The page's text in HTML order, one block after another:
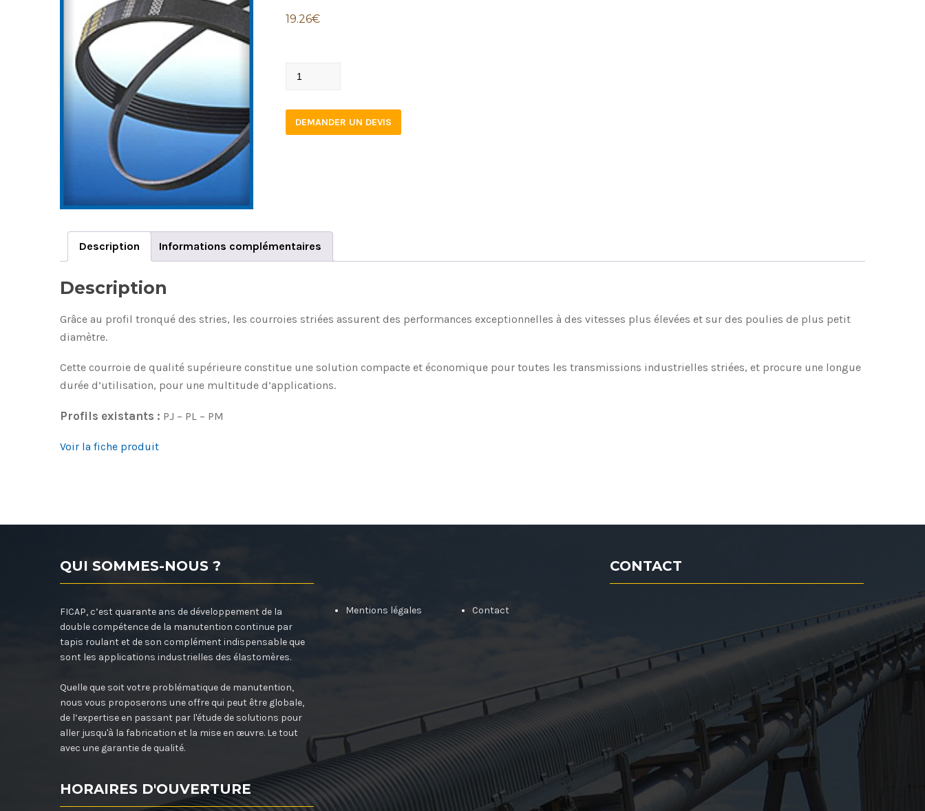
19.26€
PJ457/8
DEMANDER UN DEVIS
Description Informations complémentaires
Description
Grâce au profil tronqué des stries, les courroies striées assurent des performances exceptionnelles à des vitesses plus élevées et sur des poulies de plus petit
diamètre.
Cette courroie de qualité supérieure constitue une solution compacte et économique pour toutes les transmissions industrielles striées, et procure une longue
durée d’utilisation, pour une multitude d’applications.
Profils existants : PJ – PL – PM
Voir la fiche produit
QUI SOMMES-NOUS ?
FICAP, c’est quarante ans de développement de la
double compétence de la manutention continue par
tapis roulant et de son complément indispensable que
sont les applications industrielles des élastomères.
Quelle que soit votre problématique de manutention,
nous vous proposerons une offre qui peut être globale,
de l’expertise en passant par l'étude de solutions pour
aller jusqu'à la fabrication et la mise en œuvre. Le tout
avec une garantie de qualité.
HORAIRES D'OUVERTURE
Mentions légales Contact
CONTACT